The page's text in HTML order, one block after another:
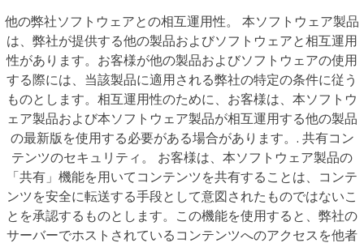
他の弊社ソフトウェアとの相互運用性。 本ソフトウェア製品
は、弊社が提供する他の製品およびソフトウェアと相互運用
性があります。お客様が他の製品およびソフトウェアの使用
する際には、当該製品に適用される弊社の特定の条件に従う
ものとします。相互運用性のために、お客様は、本ソフトウ
ェア製品および本ソフトウェア製品が相互運用する他の製品
の最新版を使用する必要がある場合があります。. 共有コン
テンツのセキュリティ。 お客様は、本ソフトウェア製品の
「共有」機能を用いてコンテンツを共有することは、コンテ
ンツを安全に転送する手段として意図されたものではないこ
とを承認するものとします。この機能を使用すると、弊社の
サーバーでホストされているコンテンツへのアクセスを他者